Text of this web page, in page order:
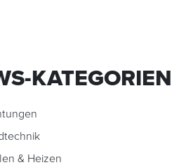
KATEGORIEN
& Heizen